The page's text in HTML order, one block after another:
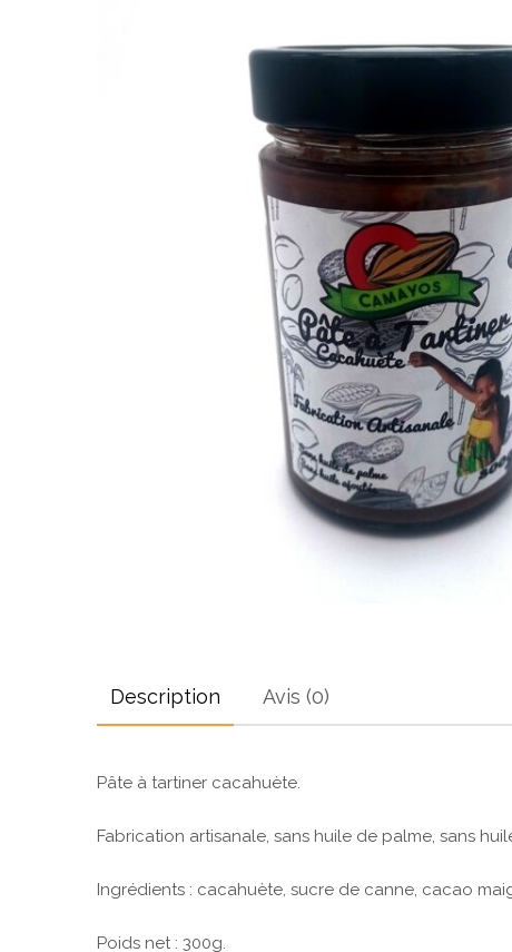
Description Avis (0)
Pâte à tartiner cacahuète.
Fabrication artisanale, sans huile de palme, sans
Ingrédients : cacahuète, sucre de canne, cacao
Poids net : 300g.